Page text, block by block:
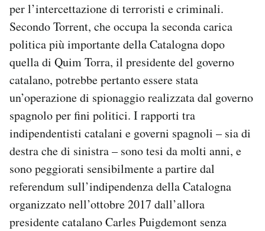
per l’intercettazione di terroristi e criminali.
Secondo Torrent, che occupa la seconda carica
politica più importante della Catalogna dopo
quella di Quim Torra, il presidente del governo
catalano, potrebbe pertanto essere stata
un’operazione di spionaggio realizzata dal governo
spagnolo per fini politici. I rapporti tra
indipendentisti catalani e governi spagnoli – sia di
destra che di sinistra – sono tesi da molti anni, e
sono peggiorati sensibilmente a partire dal
referendum sull’indipendenza della Catalogna
organizzato nell’ottobre 2017 dall’allora
presidente catalano Carles Puigdemont senza